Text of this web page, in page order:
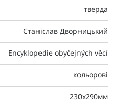
тверда
Станіслав Дворницький
Encyklopedie obyčejných věcí
кольорові
230х290мм